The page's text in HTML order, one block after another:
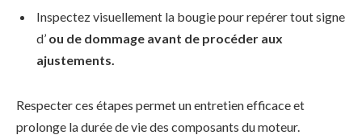
Inspectez visuellement la bougie pour repérer tout signe
d’ ou de dommage avant de procéder aux
ajustements.
Respecter ces étapes permet un entretien efficace et
prolonge la durée de vie des composants du moteur.